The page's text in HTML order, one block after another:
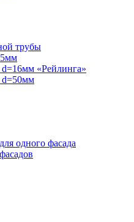
трубы
«Рейлинга»
d=50мм
одного фасада